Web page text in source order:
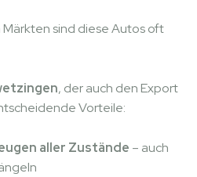
sind diese Autos oft
, der auch den Export
Vorteile:
aller Zustände – auch